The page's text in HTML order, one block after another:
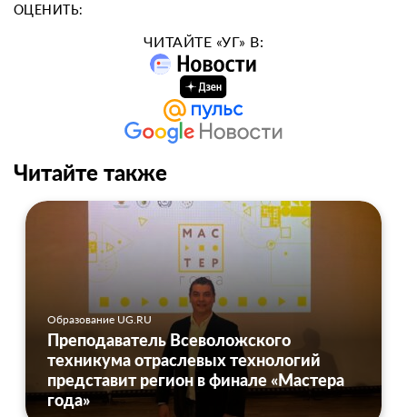
ОЦЕНИТЬ:
ЧИТАЙТЕ «УГ» В:
Читайте также
Образование UG.RU
Преподаватель Всеволожского
техникума отраслевых технологий
представит регион в финале «Мастера
года»